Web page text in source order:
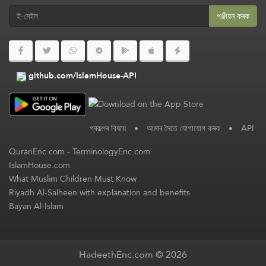
পঞ্জীয়ন কৰক
github.com/IslamHouse-API
প্ৰকল্পৰ বিষয়ে • আমাৰ সৈতে যোগাযোগ কৰক • API
QuranEnc.com-TerminologyEnc.com
IslamHouse.com
What Muslim Children Must Know
Riyadh Al-Salheen with explanation and benefits
Bayan Al-Islam
HadeethEnc.com © 2026